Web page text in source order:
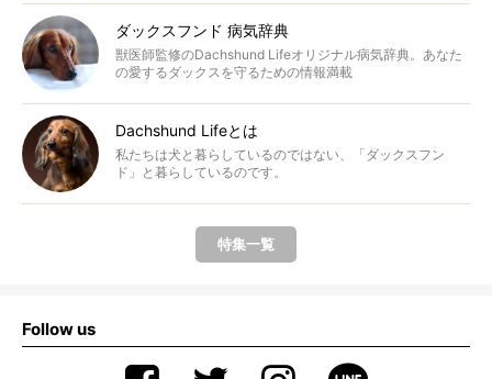
ダックスフンド 病気辞典
獣医師監修のDachshund Lifeオリジナル病気辞典。あなた
の愛するダックスを守るための情報満載
Dachshund Lifeとは
私たちは犬と暮らしているのではない、「ダックスフン
ド」と暮らしているのです。
特集一覧
Follow us